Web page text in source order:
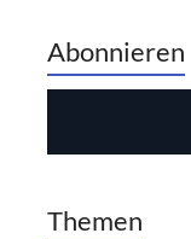
Abonnieren
Themen